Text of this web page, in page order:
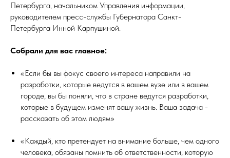
Петербурга, начальником Управления информации,
руководителем пресс-службы Губернатора Санкт-
Петербурга Инной Карпушиной.
Собрали для вас главное:
«Если бы вы фокус своего интереса направили на
разработки, которые ведутся в вашем вузе или в вашем
городе, вы бы поняли, что в стране ведутся разработки,
которые в будущем изменят вашу жизнь. Ваша задача -
рассказать об этом людям»
«Каждый, кто претендует на внимание больше, чем одного
человека, обязаны помнить об ответственности, которую